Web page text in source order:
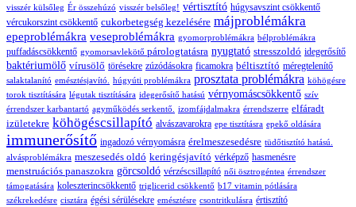
visszér külsőleg Ér összehúzó visszér belsőleg! vértisztító húgysavszint csökkentő
vércukorszint csökkentő cukorbetegség kezelésére májproblémákra
epeproblémákra veseproblémákra gyomorproblémákra bélproblémákra
puffadáscsökkentő gyomorsavlekötő párologtatásra nyugtató stresszoldó idegerősítő
baktériumölő vírusölő törésekre zúzódásokra ficamokra béltisztító méregtelenítő
salaktalanító emésztésjavító. húgyúti problémákra prosztata problémákra köhögésre
torok tisztítására légutak tisztítására idegerősítő hatású vérnyomáscsökkentő szív
érrendszer karbantartó agyműködés serkentő. izomfájdalmakra érrendszerre elfáradt
izületekre köhögéscsillapító alvászavarokra epe tisztításra epekő oldására
immunerősítő ingadozó vérnyomásra érelmeszesedésre tüdőtisztító hatású.
alvásproblémákra meszesedés oldó keringésjavító vérképző hasmenésre
menstruációs panaszokra görcsoldó vérzéscsillapító női ösztrogéntea érrendszer
támogatására koleszterincsökkentő triglicerid csökkentő b17 vitamin pótlására
székrekedésre cisztára égési sérülésekre emésztésre csontritkulásra értisztító